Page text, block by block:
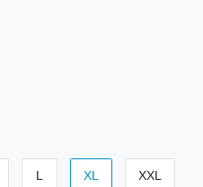
L XL XXL